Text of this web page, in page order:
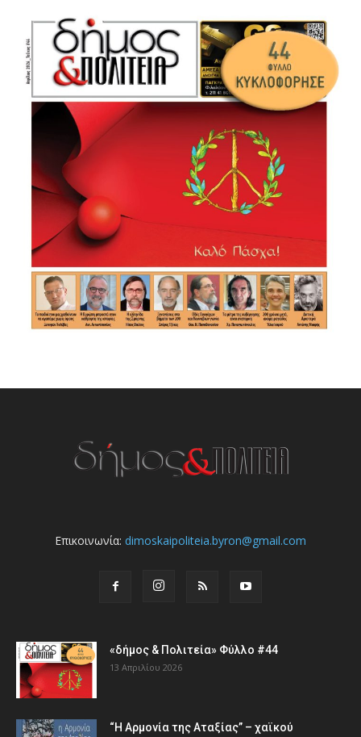
Επικοινωνία: dimoskaipoliteia.byron@gmail.com
«δήμος & Πολιτεία» Φύλλο #44
13 Απριλίου 2026
“Η Αρμονία της Αταξίας” – χαϊκού